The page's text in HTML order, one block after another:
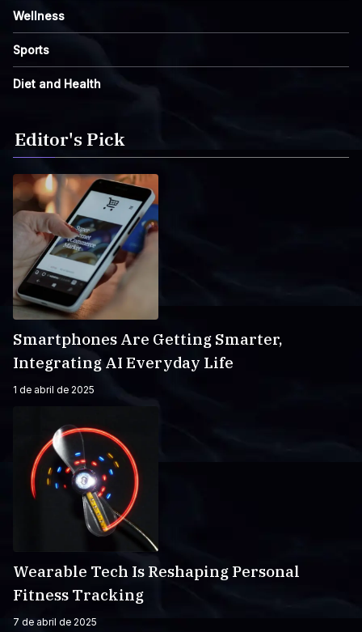
Wellness
Sports
Diet and Health
Editor's Pick
Smartphones Are Getting Smarter,
Integrating AI Everyday Life
1 de abril de 2025
Wearable Tech Is Reshaping Personal
Fitness Tracking
7 de abril de 2025